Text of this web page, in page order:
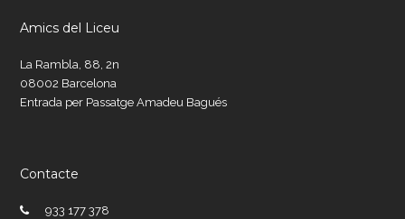
Amics del Liceu
La Rambla, 88, 2n
08002 Barcelona
Entrada per Passatge Amadeu Bagués
Contacte
933 177 378